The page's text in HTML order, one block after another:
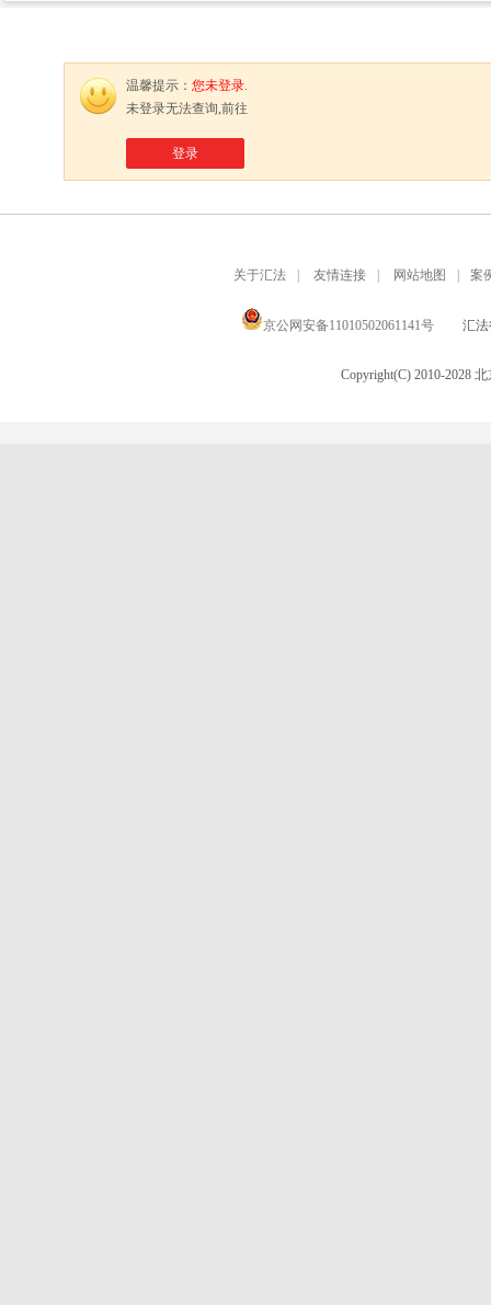
温馨提示： 您未登录.
未登录无法查询,前往
登录
关于汇法 友情连接 网站地图 案
京公网安备11010502061141号 汇法
Copyright(C) 2010-2028